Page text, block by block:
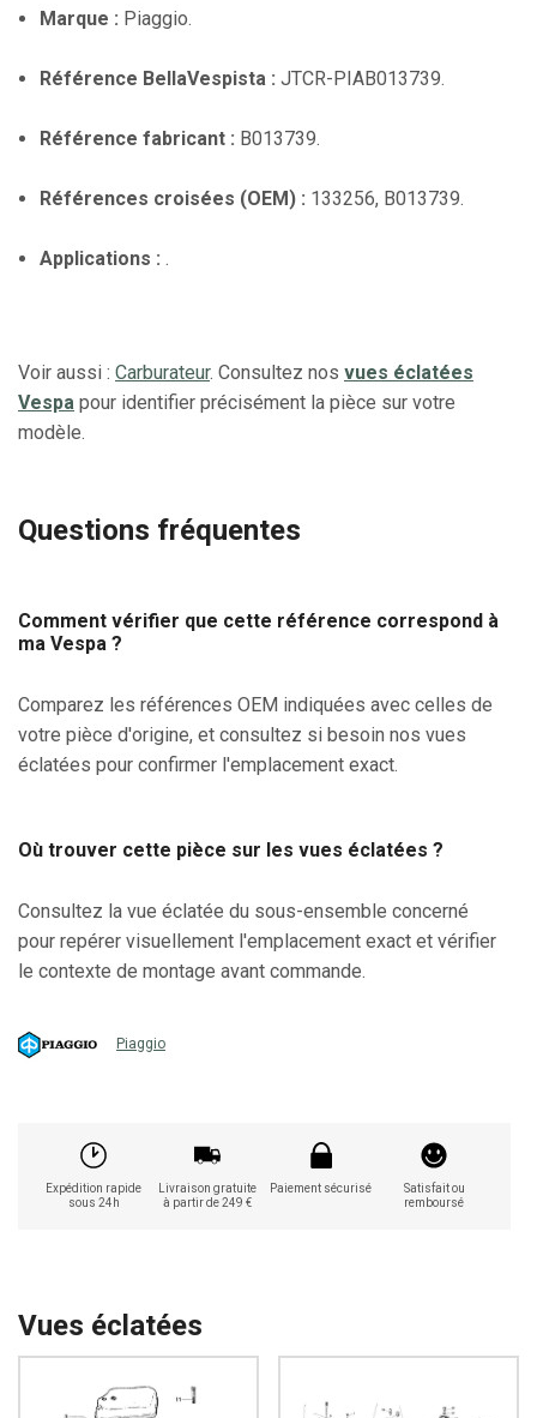
Marque : Piaggio.
Référence BellaVespista : JTCR-PIAB013739.
Référence fabricant : B013739.
Références croisées (OEM) : 133256, B013739.
Applications : .
Voir aussi : Carburateur. Consultez nos vues éclatées
Vespa pour identifier précisément la pièce sur votre
modèle.
Questions fréquentes
Comment vérifier que cette référence correspond à
ma Vespa ?
Comparez les références OEM indiquées avec celles de
votre pièce d'origine, et consultez si besoin nos vues
éclatées pour confirmer l'emplacement exact.
Où trouver cette pièce sur les vues éclatées ?
Consultez la vue éclatée du sous-ensemble concerné
pour repérer visuellement l'emplacement exact et vérifier
le contexte de montage avant commande.
Piaggio
Expédition rapide
sous 24h
Livraison gratuite
à partir de 249 €
Paiement sécurisé
Satisfait ou
remboursé
Vues éclatées